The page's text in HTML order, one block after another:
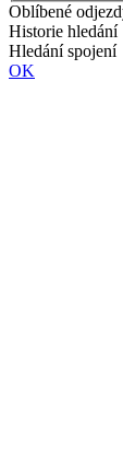
Oblíbené
Historie hledání
Hledání spojení
OK